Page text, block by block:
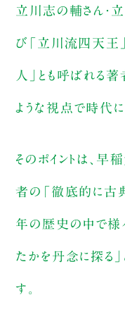
立川志の輔さん・
び「立川流四天王
人」とも呼ばれる著
ような視点で時代
そのポイントは、
者の「徹底的に古
年の歴史の中で様
たかを丹念に探る
す。